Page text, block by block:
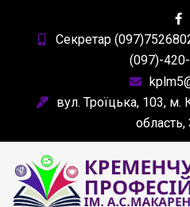
content
Секретар
(097)-
вул. Троїцька, 103,